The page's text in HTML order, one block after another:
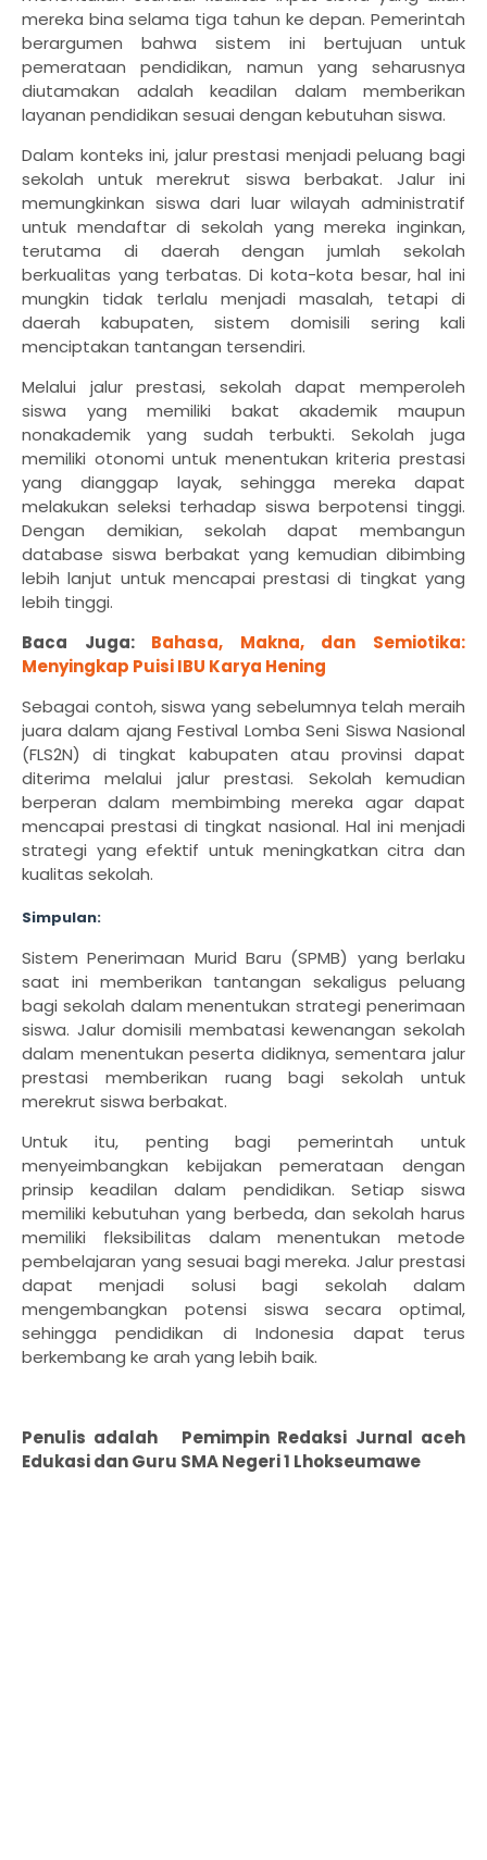
mereka bina selama tiga tahun ke depan. Pemerintah
berargumen bahwa sistem ini bertujuan untuk
pemerataan pendidikan, namun yang seharusnya
diutamakan adalah keadilan dalam memberikan
layanan pendidikan sesuai dengan kebutuhan siswa.
Dalam konteks ini, jalur prestasi menjadi peluang bagi
sekolah untuk merekrut siswa berbakat. Jalur ini
memungkinkan siswa dari luar wilayah administratif
untuk mendaftar di sekolah yang mereka inginkan,
terutama di daerah dengan jumlah sekolah
berkualitas yang terbatas. Di kota-kota besar, hal ini
mungkin tidak terlalu menjadi masalah, tetapi di
daerah kabupaten, sistem domisili sering kali
menciptakan tantangan tersendiri.
Melalui jalur prestasi, sekolah dapat memperoleh
siswa yang memiliki bakat akademik maupun
nonakademik yang sudah terbukti. Sekolah juga
memiliki otonomi untuk menentukan kriteria prestasi
yang dianggap layak, sehingga mereka dapat
melakukan seleksi terhadap siswa berpotensi tinggi.
Dengan demikian, sekolah dapat membangun
database siswa berbakat yang kemudian dibimbing
lebih lanjut untuk mencapai prestasi di tingkat yang
lebih tinggi.
Baca Juga: Bahasa, Makna, dan Semiotika:
Menyingkap Puisi IBU Karya Hening
Sebagai contoh, siswa yang sebelumnya telah meraih
juara dalam ajang Festival Lomba Seni Siswa Nasional
(FLS2N) di tingkat kabupaten atau provinsi dapat
diterima melalui jalur prestasi. Sekolah kemudian
berperan dalam membimbing mereka agar dapat
mencapai prestasi di tingkat nasional. Hal ini menjadi
strategi yang efektif untuk meningkatkan citra dan
kualitas sekolah.
Simpulan:
Sistem Penerimaan Murid Baru (SPMB) yang berlaku
saat ini memberikan tantangan sekaligus peluang
bagi sekolah dalam menentukan strategi penerimaan
siswa. Jalur domisili membatasi kewenangan sekolah
dalam menentukan peserta didiknya, sementara jalur
prestasi memberikan ruang bagi sekolah untuk
merekrut siswa berbakat.
Untuk itu, penting bagi pemerintah untuk
menyeimbangkan kebijakan pemerataan dengan
prinsip keadilan dalam pendidikan. Setiap siswa
memiliki kebutuhan yang berbeda, dan sekolah harus
memiliki fleksibilitas dalam menentukan metode
pembelajaran yang sesuai bagi mereka. Jalur prestasi
dapat menjadi solusi bagi sekolah dalam
mengembangkan potensi siswa secara optimal,
sehingga pendidikan di Indonesia dapat terus
berkembang ke arah yang lebih baik.
Penulis adalah Pemimpin Redaksi Jurnal aceh
Edukasi dan Guru SMA Negeri 1 Lhokseumawe